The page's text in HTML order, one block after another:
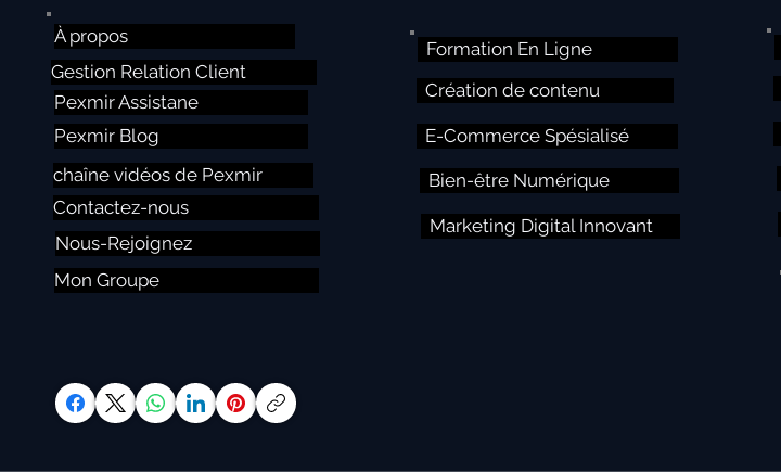
À propos
Gestion Relation Client
Pexmir Assistane
Pexmir Blog
Nous-Rejoignez
Contactez-nous
Mon Groupe
chaîne vidéos de Pexmir
Formation En Ligne
Création de contenu
E-Commerce Spésialisé
Bien-être Numérique
Marketing Digital Innovant